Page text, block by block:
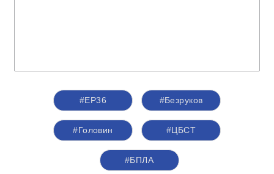
#ЕР36 #Безруков
#Головин #ЦБСТ
#БПЛА